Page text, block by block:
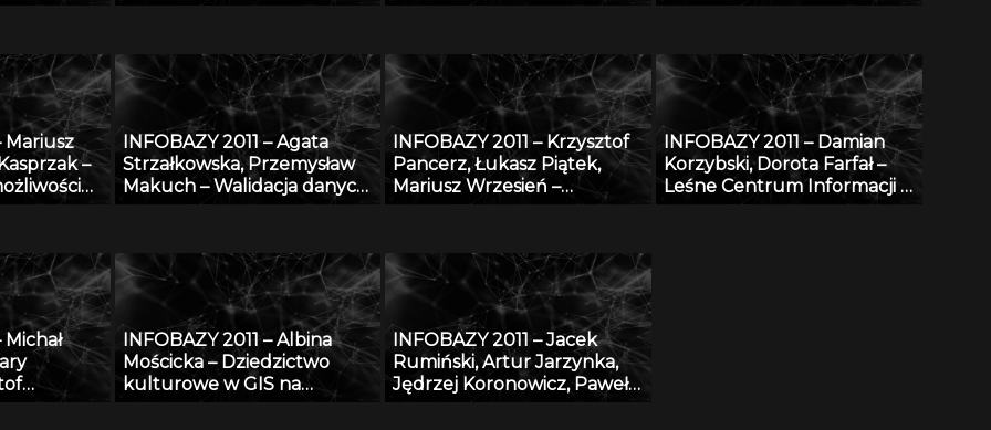
Cong Le
i
Danych Oceanograficznych
pozy na podstawie
obserwacji 2D
Mariusz
–
bazę
INFOBAZY 2011 – Agata
Strzałkowska, Przemysław
Makuch – Walidacja danych
atmosferycznych
INFOBAZY 2011 – Krzysztof
Pancerz, Łukasz Piątek,
Mariusz Wrzesień –
zastosowaniem metod
konstruktywnej indukcji
oraz zbiorów przybliżonych
INFOBAZY 2011 – Damian
Korzybski, Dorota Farfał –
Leśne Centrum Informacji –
Michał
INFOBAZY 2011 – Albina
Mościcka – Dziedzictwo
kulturowe w GIS na
INFOBAZY 2011 – Jacek
Rumiński, Artur Jarzynka,
Jędrzej Koronowicz, Paweł